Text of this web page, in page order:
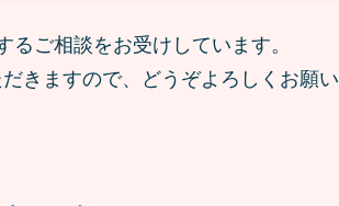
ご相談をお受けしています。
きますので、どうぞよろしくお願い